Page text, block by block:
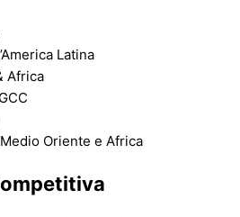
Latina
Africa
Oriente e Africa